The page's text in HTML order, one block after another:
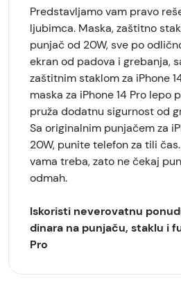
Predstavljamo vam pravo
ljubimca. Maska, zaštitno
punjač od 20W, sve po
ekran od padova i grebanja,
zaštitnim staklom za iPhone
maska za iPhone 14 Pro lepo
pruža dodatnu sigurnost od
Sa originalnim punjačem za
20W, punite telefon za tili
vama treba, zato ne čekaj
odmah.
Iskoristi neverovatnu
dinara na punjaču, staklu i
Pro